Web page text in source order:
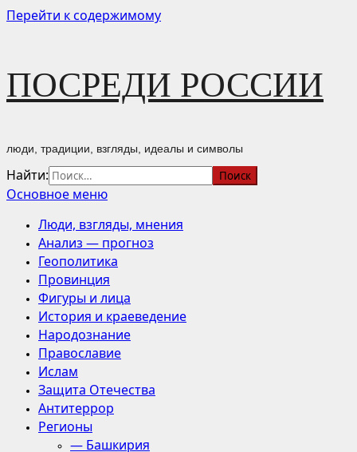
Перейти к содержимому
ПОСРЕДИ РОССИИ
люди, традиции, взгляды, идеалы и символы
Найти:
Основное меню
Люди, взгляды, мнения
Анализ — прогноз
Геополитика
Провинция
Фигуры и лица
История и краеведение
Народознание
Православие
Ислам
Защита Отечества
Антитеррор
Регионы
— Башкирия